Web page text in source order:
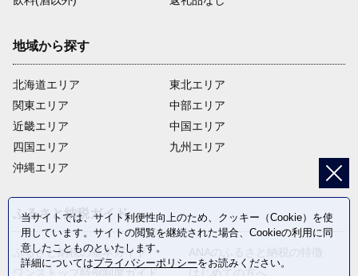
地域から探す
北海道エリア
関東エリア
近畿エリア
四国エリア
沖縄エリア
東北エリア
中部エリア
中国エリア
九州エリア
ふるさと納税ガイド
ふるさと納税の基本ガイド
当サイトでは、サイト利便性向上のため、クッキー（Cookie）を使
用しています。サイトの閲覧を継続された場合、Cookieの利用に同
意したことものといたします。
詳細についてはプライバシーポリシーをお読みください。